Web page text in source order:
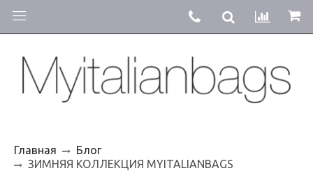
Главная
Блог
ЗИМНЯЯ КОЛЛЕКЦИЯ MYITALIANBAGS